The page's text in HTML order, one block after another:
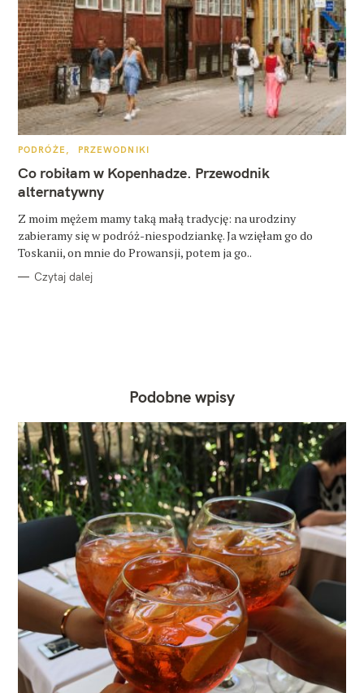
K
T
E
G
O
I
E
PODRÓŻE PRZEWODNIKI
Co robiłam w Kopenhadze. Przewodnik
alternatywny
Z moim mężem mamy taką małą tradycję: na urodziny
zabieramy się w podróż-niespodziankę. Ja wzięłam go do
Toskanii, on mnie do Prowansji, potem ja go..
Czytaj dalej
Podobne wpisy